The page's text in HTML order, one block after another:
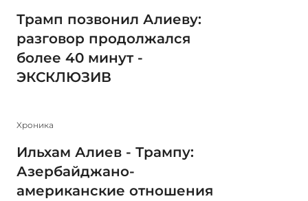
Трамп позвонил Алиеву:
разговор продолжался
более 40 минут -
ЭКСКЛЮЗИВ
Xроника
Ильхам Алиев - Трампу:
Азербайджано-
американские отношения